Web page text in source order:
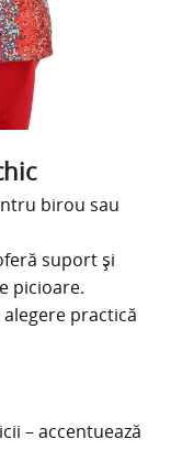
birou sau
suport și
picioare.
practică
– accentuează